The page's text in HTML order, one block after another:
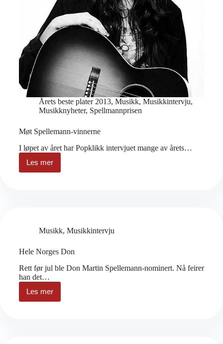
Årets beste plater 2013, Musikk, Musikkintervju,
Musikknyheter, Spellmannprisen
Møt Spellemann-vinnerne
I løpet av året har Popklikk intervjuet mange av årets…
Les mer
Møt
Spellemann-
Musikk, Musikkintervju
Hele Norges Don
Rett før jul ble Don Martin Spellemann-nominert. Nå feirer
han det…
Les mer
Hele
Norges